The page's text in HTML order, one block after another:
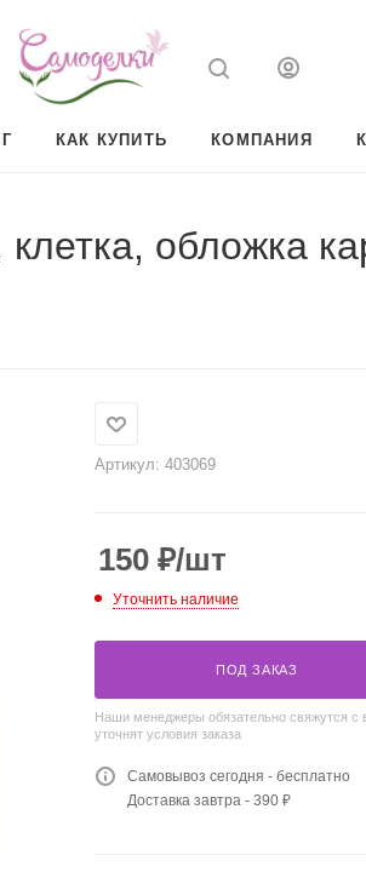
КАК КУПИТЬ КОМПАНИЯ
обложка
Артикул: 403069
150 ₽/шт
Уточнить наличие
ПОД ЗАКАЗ
Наши менеджеры обязательно свяжутся с
уточнят условия заказа
Самовывоз сегодня - бесплатно
Доставка завтра - 390 ₽